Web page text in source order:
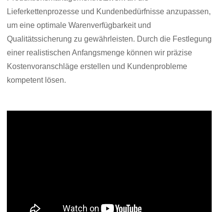
Lieferkettenprozesse und Kundenbedürfnisse anzupassen,
um eine optimale Warenverfügbarkeit und
Qualitätssicherung zu gewährleisten. Durch die Festlegung
einer realistischen Anfangsmenge können wir präzise
Kostenvoranschläge erstellen und Kundenprobleme
kompetent lösen.